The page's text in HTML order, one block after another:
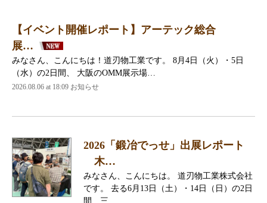
【イベント開催レポート】アーテック総合
展…
みなさん、こんにちは！道刃物工業です。 8月4日（火）・5日
（水）の2日間、 大阪のOMM展示場…
2026.08.06 at 18:09 お知らせ
2026「鍛冶でっせ」出展レポート
木…
みなさん、こんにちは。 道刃物工業株式会社
です。 去る6月13日（土）・14日（日）の2日
間、三…